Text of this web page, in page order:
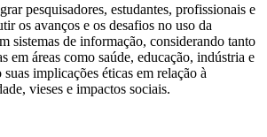
pesquisadores, estudantes, profissionais e
os avanços e os desafios no uso da
sistemas de informação, considerando tanto
em áreas como saúde, educação, indústria e
implicações éticas em relação à
vieses e impactos sociais.